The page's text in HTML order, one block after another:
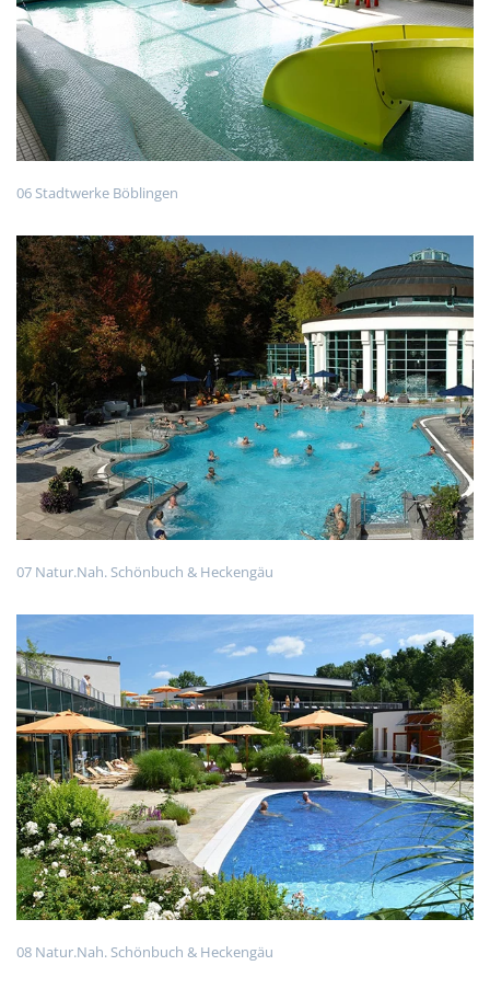
06 Stadtwerke Böblingen
07 Natur.Nah. Schönbuch & Heckengäu
08 Natur.Nah. Schönbuch & Heckengäu